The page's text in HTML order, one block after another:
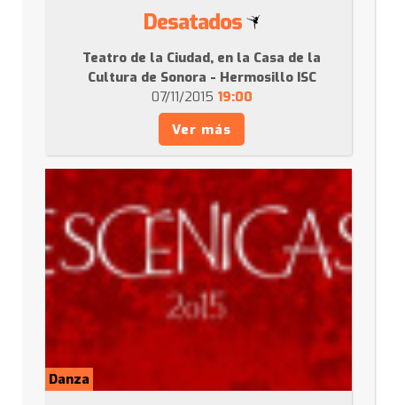
Desatados
Teatro de la Ciudad, en la Casa de la
Cultura de Sonora - Hermosillo ISC
07/11/2015 19:00
Ver más
Danza